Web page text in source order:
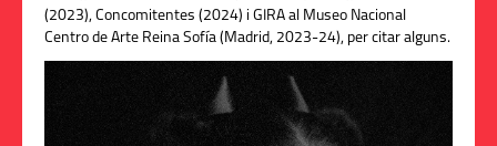
(2023), Concomitentes (2024) i GIRA al Museo Nacional
Centro de Arte Reina Sofía (Madrid, 2023-24), per citar alguns.